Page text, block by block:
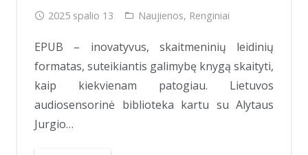
2025 spalio 13 Naujienos, Renginiai
EPUB – inovatyvus, skaitmeninių leidinių
formatas, suteikiantis galimybę knygą skaityti,
kaip kiekvienam patogiau. Lietuvos
audiosensorinė biblioteka kartu su Alytaus
Jurgio…